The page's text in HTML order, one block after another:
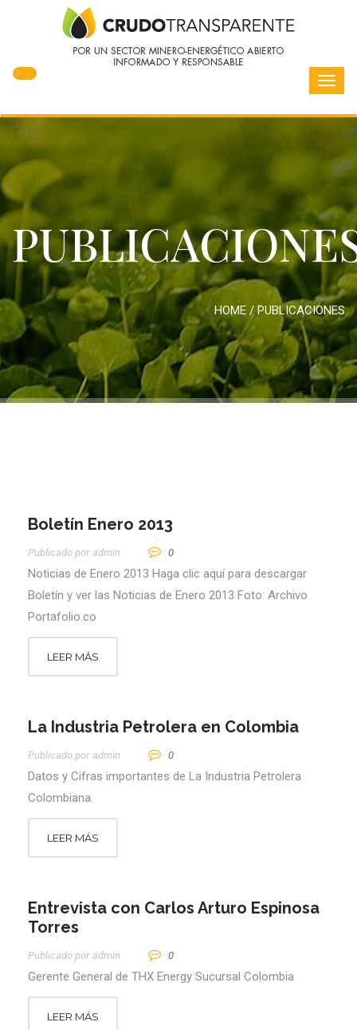
HOME / PUBLICACIONES
Boletín Enero 2013
Publicado por Admin 0
Noticias de Enero 2013 Haga clic aquí para descargar
Boletín y ver las Noticias de Enero 2013 Foto: Archivo
Portafolio.co
LEER MÁS
La Industria Petrolera en Colombia
Publicado por Admin 0
Datos y Cifras importantes de La Industria Petrolera
Colombiana.
LEER MÁS
Entrevista con Carlos Arturo Espinosa
Torres
Publicado por Admin 0
Gerente General de THX Energy Sucursal Colombia
LEER MÁS